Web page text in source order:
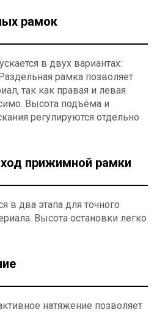
рамок
в двух вариантах:
рамка позволяет
так как правая и левая
Высота подъёма и
регулируются отдельно
прижимной рамки
в два этапа для точного
Высота остановки легко
натяжение позволяет